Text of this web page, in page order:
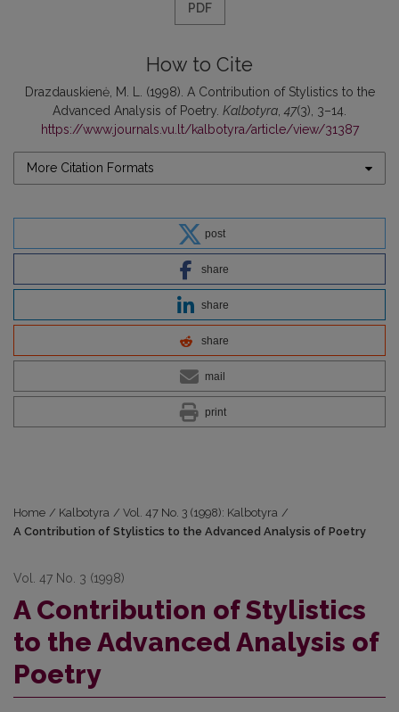
PDF
How to Cite
Drazdauskienė, M. L. (1998). A Contribution of Stylistics to the
Advanced Analysis of Poetry. Kalbotyra ,47(3), 3–14.
https://www.journals.vu.lt/kalbotyra/article/view/31387
More Citation Formats
post
share
share
share
mail
print
Home / Kalbotyra / Vol. 47 No. 3 (1998): Kalbotyra /
A Contribution of Stylistics to the Advanced Analysis of Poetry
Vol. 47 No. 3 (1998)
A Contribution of Stylistics
to the Advanced Analysis of
Poetry